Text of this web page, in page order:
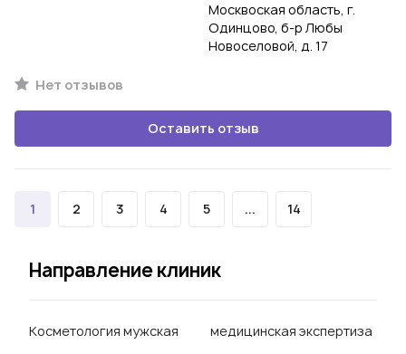
Москвоская область, г.
Одинцово, б-р Любы
Новоселовой, д. 17
Нет отзывов
Оставить отзыв
1 2 3 4 5 ... 14
Направление клиник
Косметология мужская
медицинская экспертиза